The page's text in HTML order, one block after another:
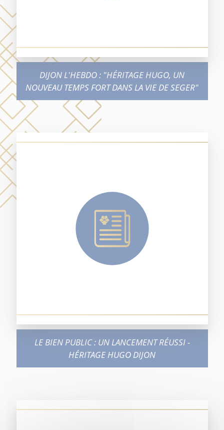
DIJON L'HEBDO : "HÉRITAGE HUGO, UN
NOUVEAU TEMPS FORT DANS LA VIE DE SEGER"
LE BIEN PUBLIC : UN LANCEMENT RÉUSSI -
HÉRITAGE HUGO DIJON